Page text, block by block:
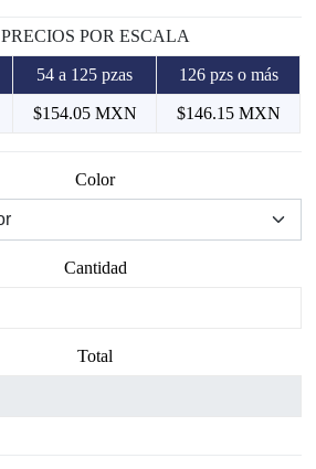
PRECIOS POR ESCALA
54 a 125 pzas 126 pzs o más
$154.05 MXN $146.15 MXN
Color
Cantidad
Total